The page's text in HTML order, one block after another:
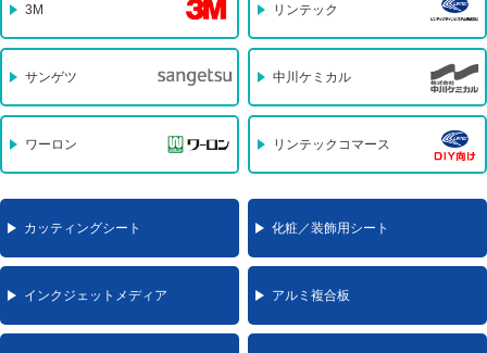
3M リンテック
サンゲツ 中川ケミカル
ワーロン リンテックコマース
カッティングシート 化粧／装飾用シート
インクジェットメディア アルミ複合板